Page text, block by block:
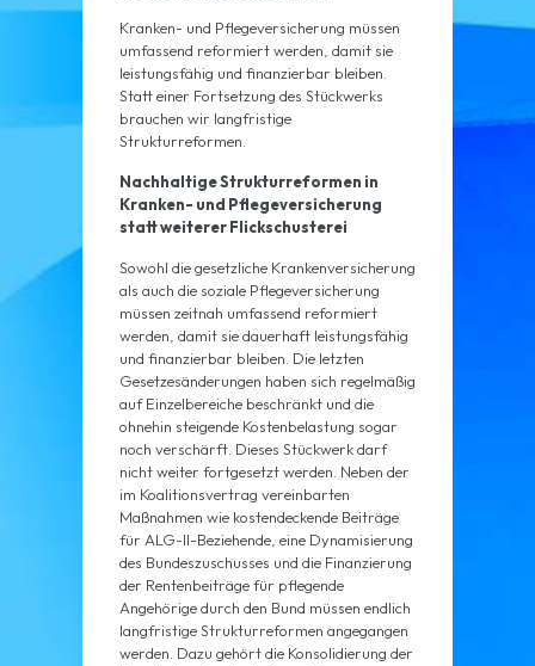
Kranken- und Pflegeversicherung müssen
umfassend reformiert werden, damit sie
leistungsfähig und finanzierbar bleiben.
Statt einer Fortsetzung des Stückwerks
brauchen wir langfristige
Strukturreformen.
Nachhaltige Strukturreformen in
Kranken- und Pflegeversicherung
statt weiterer Flickschusterei
Sowohl die gesetzliche Krankenversicherung
als auch die soziale Pflegeversicherung
müssen zeitnah umfassend reformiert
werden, damit sie dauerhaft leistungsfähig
und finanzierbar bleiben. Die letzten
Gesetzesänderungen haben sich regelmäßig
auf Einzelbereiche beschränkt und die
ohnehin steigende Kostenbelastung sogar
noch verschärft. Dieses Stückwerk darf
nicht weiter fortgesetzt werden. Neben der
im Koalitionsvertrag vereinbarten
Maßnahmen wie kostendeckende Beiträge
für ALG-II-Beziehende, eine Dynamisierung
des Bundeszuschusses und die Finanzierung
der Rentenbeiträge für pflegende
Angehörige durch den Bund müssen endlich
langfristige Strukturreformen angegangen
werden. Dazu gehört die Konsolidierung der